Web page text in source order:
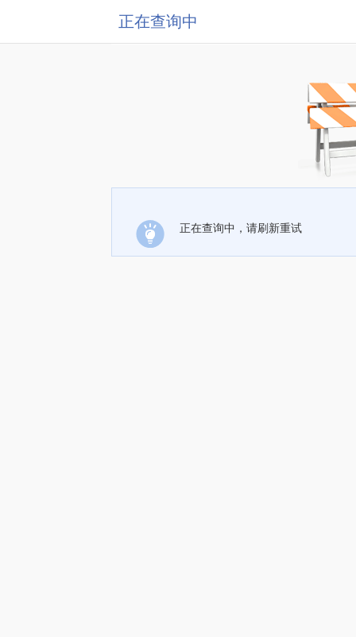
正在查询中
正在查询中，请刷新重试